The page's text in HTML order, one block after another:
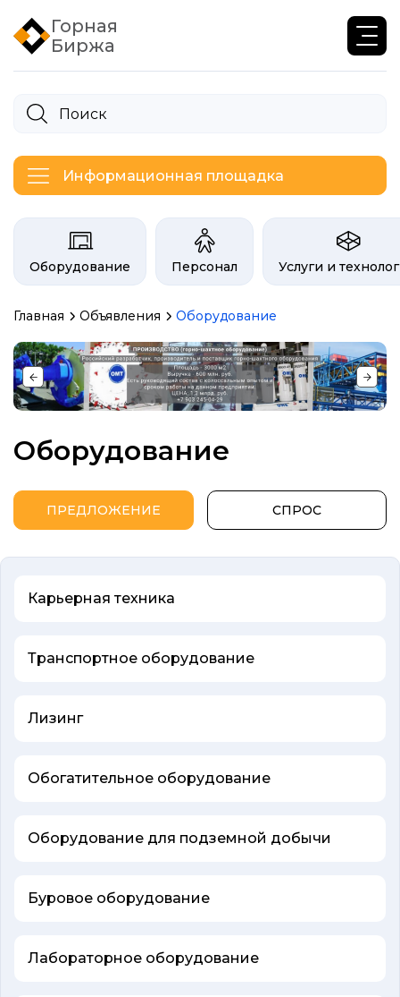
Горная
Биржа
Информационная площадка
Категории на бирже Инфогор
Оборудование Персонал Услуги и
Главная Объявления Оборудование
Объявления биржи
Оборудование
ПРЕДЛОЖЕНИЕ СПРОС
Карьерная техника
Транспортное оборудование
Лизинг
Обогатительное оборудование
Оборудование для подземной добычи
Буровое оборудование
Лабораторное оборудование